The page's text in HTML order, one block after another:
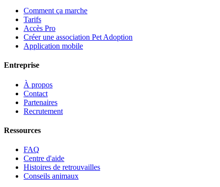
Comment ça marche
Tarifs
Accès Pro
Créer une association Pet Adoption
Application mobile
Entreprise
À propos
Contact
Partenaires
Recrutement
Ressources
FAQ
Centre d'aide
Histoires de retrouvailles
Conseils animaux